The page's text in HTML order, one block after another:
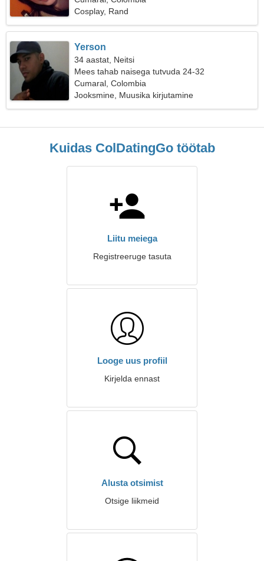
Cosplay, Rand
Yerson
34 aastat, Neitsi
Mees tahab naisega tutvuda 24-32
Cumaral, Colombia
Jooksmine, Muusika kirjutamine
Kuidas ColDatingGo töötab
Liitu meiega
Registreeruge tasuta
Looge uus profiil
Kirjelda ennast
Alusta otsimist
Otsige liikmeid